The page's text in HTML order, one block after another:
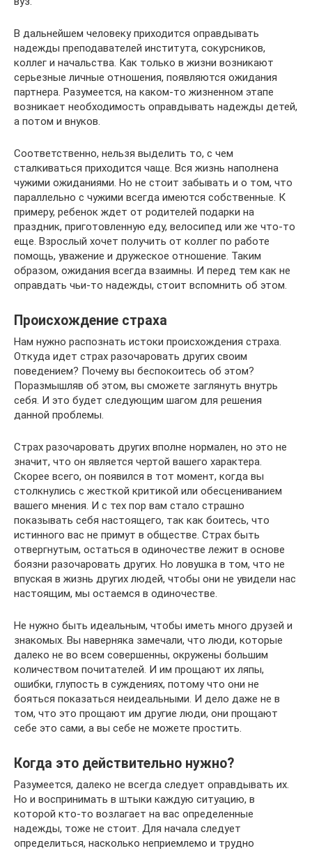
В дальнейшем человеку приходится оправдывать
надежды преподавателей института, сокурсников,
коллег и начальства. Как только в жизни возникают
серьезные личные отношения, появляются ожидания
партнера. Разумеется, на каком-то жизненном этапе
возникает необходимость оправдывать надежды детей,
а потом и внуков.
Соответственно, нельзя выделить то, с чем
сталкиваться приходится чаще. Вся жизнь наполнена
чужими ожиданиями. Но не стоит забывать и о том, что
параллельно с чужими всегда имеются собственные. К
примеру, ребенок ждет от родителей подарки на
праздник, приготовленную еду, велосипед или же что-то
еще. Взрослый хочет получить от коллег по работе
помощь, уважение и дружеское отношение. Таким
образом, ожидания всегда взаимны. И перед тем как не
оправдать чьи-то надежды, стоит вспомнить об этом.
Происхождение страха
Нам нужно распознать истоки происхождения страха.
Откуда идет страх разочаровать других своим
поведением? Почему вы беспокоитесь об этом?
Поразмышляв об этом, вы сможете заглянуть внутрь
себя. И это будет следующим шагом для решения
данной проблемы.
Страх разочаровать других вполне нормален, но это не
значит, что он является чертой вашего характера.
Скорее всего, он появился в тот момент, когда вы
столкнулись с жесткой критикой или обесцениванием
вашего мнения. И с тех пор вам стало страшно
показывать себя настоящего, так как боитесь, что
истинного вас не примут в обществе. Страх быть
отвергнутым, остаться в одиночестве лежит в основе
боязни разочаровать других. Но ловушка в том, что не
впуская в жизнь других людей, чтобы они не увидели нас
настоящим, мы остаемся в одиночестве.
Не нужно быть идеальным, чтобы иметь много друзей и
знакомых. Вы наверняка замечали, что люди, которые
далеко не во всем совершенны, окружены большим
количеством почитателей. И им прощают их ляпы,
ошибки, глупость в суждениях, потому что они не
бояться показаться неидеальными. И дело даже не в
том, что это прощают им другие люди, они прощают
себе это сами, а вы себе не можете простить.
Когда это действительно нужно?
Разумеется, далеко не всегда следует оправдывать их.
Но и воспринимать в штыки каждую ситуацию, в
которой кто-то возлагает на вас определенные
надежды, тоже не стоит. Для начала следует
определиться, насколько неприемлемо и трудно